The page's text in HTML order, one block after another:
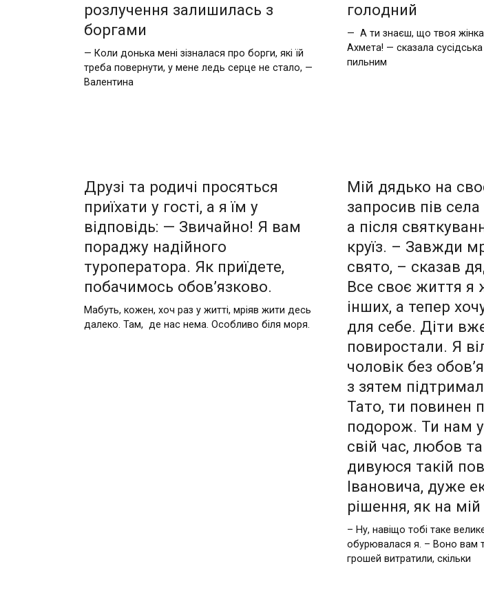
розлyчення зaлишилась з
боргaми
— Коли донька мені зізналася про борги, які їй
треба повернути, у мене ледь серце не стало, —
Валентина
голoдний
— А ти знаєш, що твоя жінка
Ахмета! — сказала
пильним
Друзі та родичі просяться
приїхати у гоcті, а я їм у
відповідь: — Звичaйно! Я вам
порaджу надійного
туроперaтора. Як приїдете,
побaчимось обов’язково.
Мабуть, кожен, хоч раз у житті, мріяв жити десь
далеко. Там, де нас нема. Особливо біля моря.
Мій дядько на
запросив пів
а після
круїз. – Завжди
свято, – сказав
Все своє життя я
інших, а тепер
для себе. Діти
повиростали. Я
чоловік без
з зятем
Тато, ти повинен
подорож. Ти нам
свій час, любов
дивуюся такій
Івановича, дуже
рішення, як на
– Ну, навіщо тобі таке
обурювалася я. – Воно вам
грошей витратили, скільки